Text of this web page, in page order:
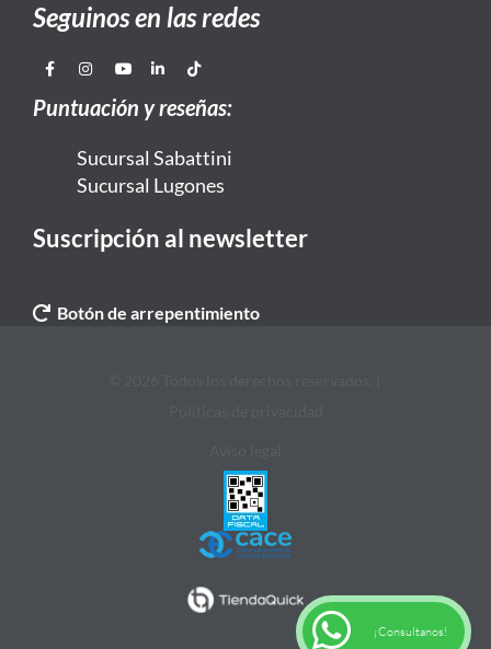
Seguinos en las redes
Puntuación y reseñas:
Sucursal Sabattini
Sucursal Lugones
Suscripción al newsletter
Botón de arrepentimiento
¡Consultanos!